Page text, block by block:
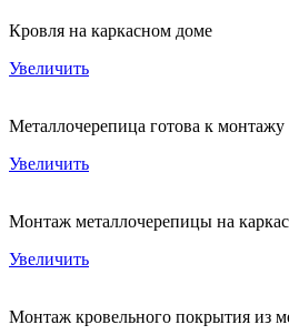
Кровля на каркасном доме
Увеличить
Металлочерепица готова к монтажу
Увеличить
Монтаж металлочерепицы на
Увеличить
Монтаж кровельного покрытия из